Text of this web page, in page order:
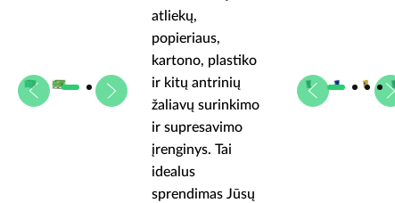
atliekų,
popieriaus,
kartono, plastiko
ir kitų antrinių
žaliavų surinkimo
ir supresavimo
įrenginys. Tai
idealus
sprendimas Jūsų